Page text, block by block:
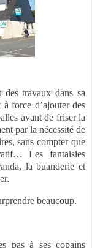
travaux dans sa
force d’ajouter des
avant de friser la
par la nécessité de
sans compter que
Les fantaisies
la buanderie et
beaucoup.
pas à ses copains